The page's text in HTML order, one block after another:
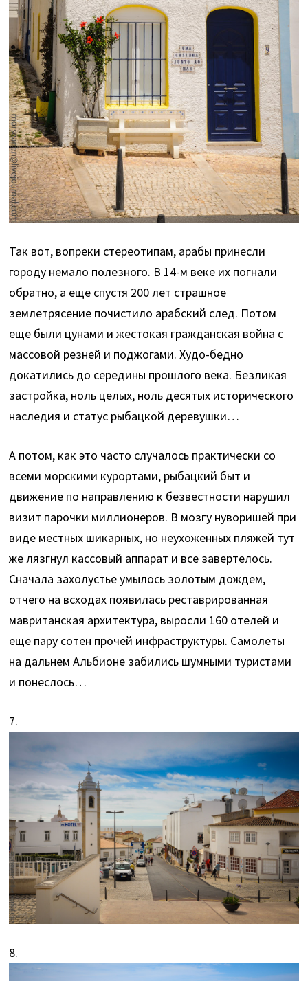
Так вот, вопреки стереотипам, арабы принесли
городу немало полезного. В 14-м веке их погнали
обратно, а еще спустя 200 лет страшное
землетрясение почистило арабский след. Потом
еще были цунами и жестокая гражданская война с
массовой резней и поджогами. Худо-бедно
докатились до середины прошлого века. Безликая
застройка, ноль целых, ноль десятых исторического
наследия и статус рыбацкой деревушки…
А потом, как это часто случалось практически со
всеми морскими курортами, рыбацкий быт и
движение по направлению к безвестности нарушил
визит парочки миллионеров. В мозгу нуворишей при
виде местных шикарных, но неухоженных пляжей тут
же лязгнул кассовый аппарат и все завертелось.
Сначала захолустье умылось золотым дождем,
отчего на всходах появилась реставрированная
мавританская архитектура, выросли 160 отелей и
еще пару сотен прочей инфраструктуры. Самолеты
на дальнем Альбионе забились шумными туристами
и понеслось…
7.
8.